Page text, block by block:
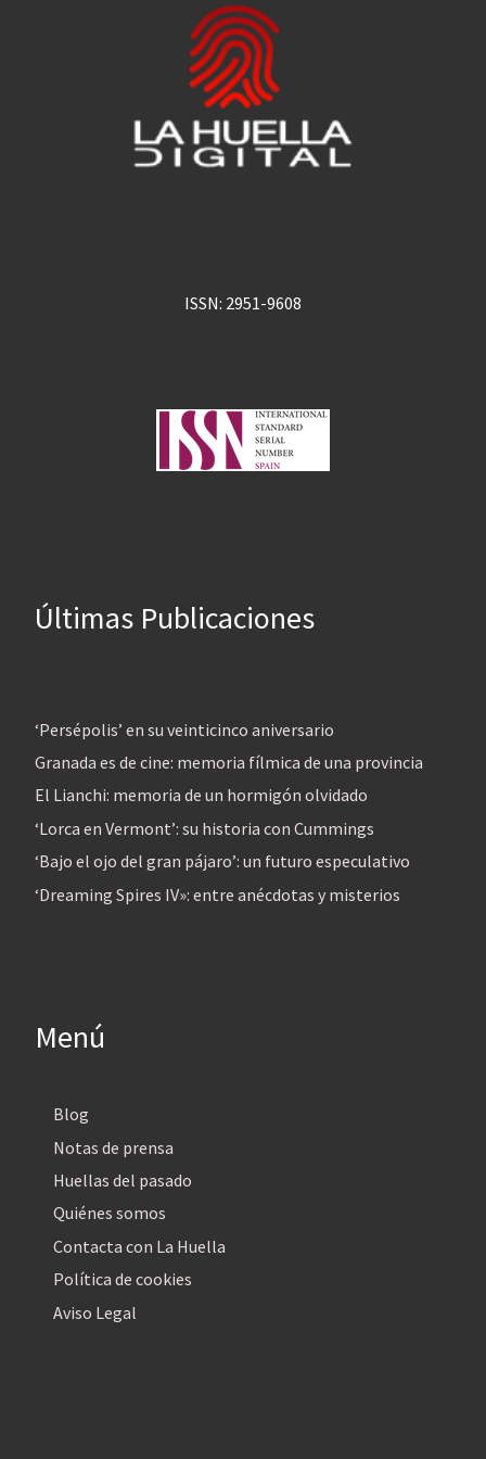
ISSN: 2951-9608
Últimas Publicaciones
‘Persépolis’ en su veinticinco aniversario
Granada es de cine: memoria fílmica de una provincia
El Lianchi: memoria de un hormigón olvidado
‘Lorca en Vermont’: su historia con Cummings
‘Bajo el ojo del gran pájaro’: un futuro especulativo
‘Dreaming Spires IV»: entre anécdotas y misterios
Menú
Blog
Notas de prensa
Huellas del pasado
Quiénes somos
Contacta con La Huella
Política de cookies
Aviso Legal